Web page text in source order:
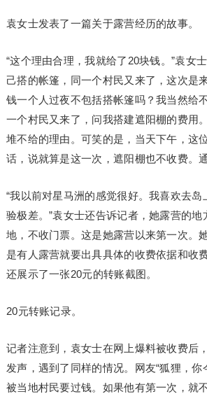
袁女士发表了一篇关于露营经历的故事。
“这个理由合理，我就给了20块钱。”袁女
己搭的帐篷，同一个村民又来了，这次是
钱一个人过夜不包括搭帐篷吗？我当然给
一个村民又来了，问我搭建遮阳棚的费用
堆不给的理由。可笑的是，当天下午，这
话，说就算是这一次，遮阳棚也不收费。
“我以前对星马洲的感觉很好。我喜欢去
验极差。”袁女士还告诉记者，她露营的
地，不收门票。这是她露营以来第一次。
是有人露营就要出具具体的收费依据和收
还展示了一张20元的转账截图。
20元转账记录。
记者注意到，袁女士在网上爆料被收费后
发声，遇到了同样的情况。网友“狐狸，你
被当地村民要过钱。如果他有第一次，就